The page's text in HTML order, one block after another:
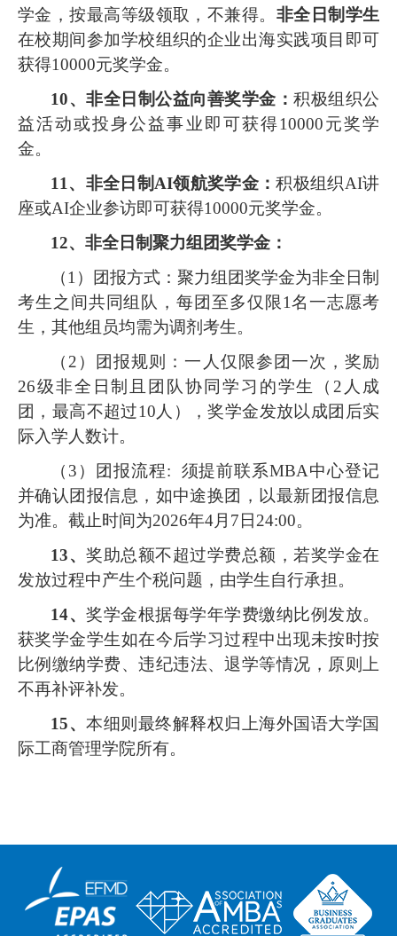
学金，按最高等级领取，不兼得。 非全日制学生
在校期间参加学校组织的企业出海实践项目即可
获得10000元奖学金。
10、 非全日制公益向善奖学金： 积极组织公
益活动或投身公益事业即可获得10000元奖学
金。
11 、 非全日制 AI领航奖学金：积极组织AI讲
座或AI企业参访即可获得10000元奖学金。
12、非全日制聚力组团奖学金：
（1）团报方式：聚力组团奖学金为非全日制
考生之间共同组队，每团至多仅限1名一志愿考
生，其他组员均需为调剂考生。
（ 2）团报规则：一人仅限参团一次，奖励
26级非全日制且团队协同学习的学生（2人成
团，最高不超过10人），奖学金发放以成团后实
际入学人数计。
（ 3）团报流程: 须提前联系MBA中心登记
并确认团报信息，如中途换团，以最新团报信息
为准。截止时间为2026年4月7日24:00。
13、 奖助总额不超过学费总额，若奖学金在
发放过程中产生个税问题，由学生自行承担。
14、 奖学金根据每学年学费缴纳比例发放。
获奖学金学生如在今后学习过程中出现未按时按
比例缴纳学费、违纪违法、退学等情况， 原则上
不再补评补发。
15、 本细则最终解释权归
上海外国语大学国
际工商管理学院所有。